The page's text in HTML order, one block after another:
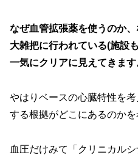
なぜ血管拡張薬を使うのか
大雑把に行われている(施設
一気にクリアに見えてきます
やはりベースの心臓特性を
する根拠がどこにあるのかを
血圧だけみて「クリニカル